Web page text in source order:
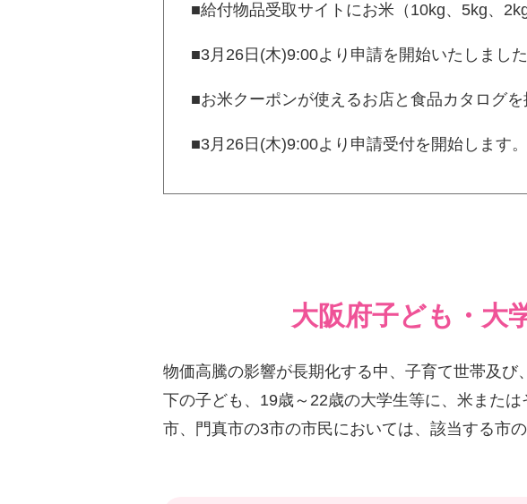
■給付物品受取サイトにお米（10kg、5kg、
■3月26日(木)9:00より申請を開始いたしました
■お米クーポンが使えるお店と食品カタログを
■3月26日(木)9:00より申請受付を開始します。
■1月26日(月)よりお米PAYおおさか取扱店舗
大阪府子ども・大
物価高騰の影響が長期化する中、子育て世帯及
下の子ども、19歳～22歳の大学生等に、米また
市、門真市の3市の市民においては、該当する市